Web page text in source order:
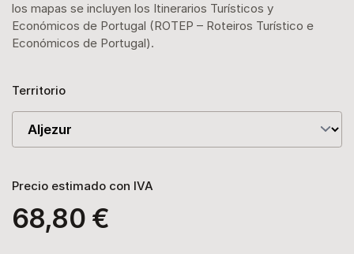
los mapas se incluyen los Itinerarios Turísticos y
Económicos de Portugal (ROTEP – Roteiros Turístico e
Económicos de Portugal).
Territorio
Precio estimado con IVA
68,80 €